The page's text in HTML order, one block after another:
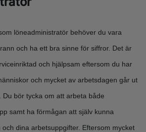
löneadministratör behöver du vara
och ha ett bra sinne för siffror. Det är
och hjälpsam eftersom du har
och mycket av arbetsdagen går ut
Du bör tycka om att arbeta både
samt ha förmågan att själv kunna
dina arbetsuppgifter. Eftersom mycket